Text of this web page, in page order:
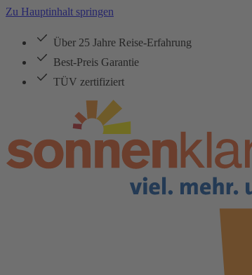
Zu Hauptinhalt springen
Über 25 Jahre Reise-Erfahrung
Best-Preis Garantie
TÜV zertifiziert